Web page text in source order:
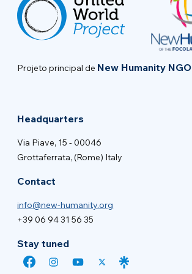
Projeto principal de New Humanity NGO
Headquarters
Via Piave, 15 - 00046
Grottaferrata, (Rome) Italy
Contact
info@new-humanity.org
+39 06 94 31 56 35
Stay tuned